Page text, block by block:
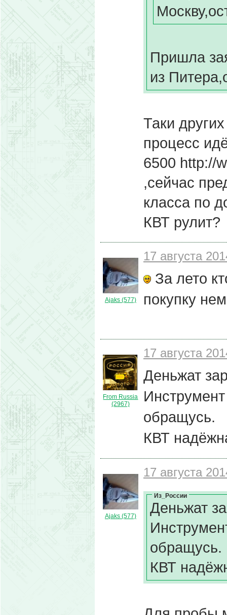
Пришла
из
Таки
процесс
6500 http://
,сейчас
класса по
КВТ рулит?
Ajaks (577)
17 августа
За лето
покупку
From Russia
(2967)
17 августа
Деньжат
обращусь.
КВТ
Ajaks (577)
17 августа
Из_России
Деньжат
обращусь.
КВТ